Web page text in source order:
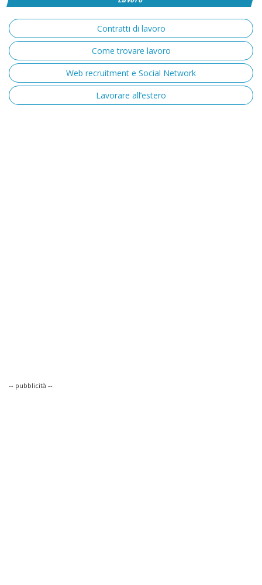
Contratti di lavoro
Come trovare lavoro
Web recruitment e Social Network
Lavorare all’estero
-- pubblicità --